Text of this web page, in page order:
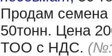
Продам семена
50тонн. Цена
ТОО с НДС. (№: